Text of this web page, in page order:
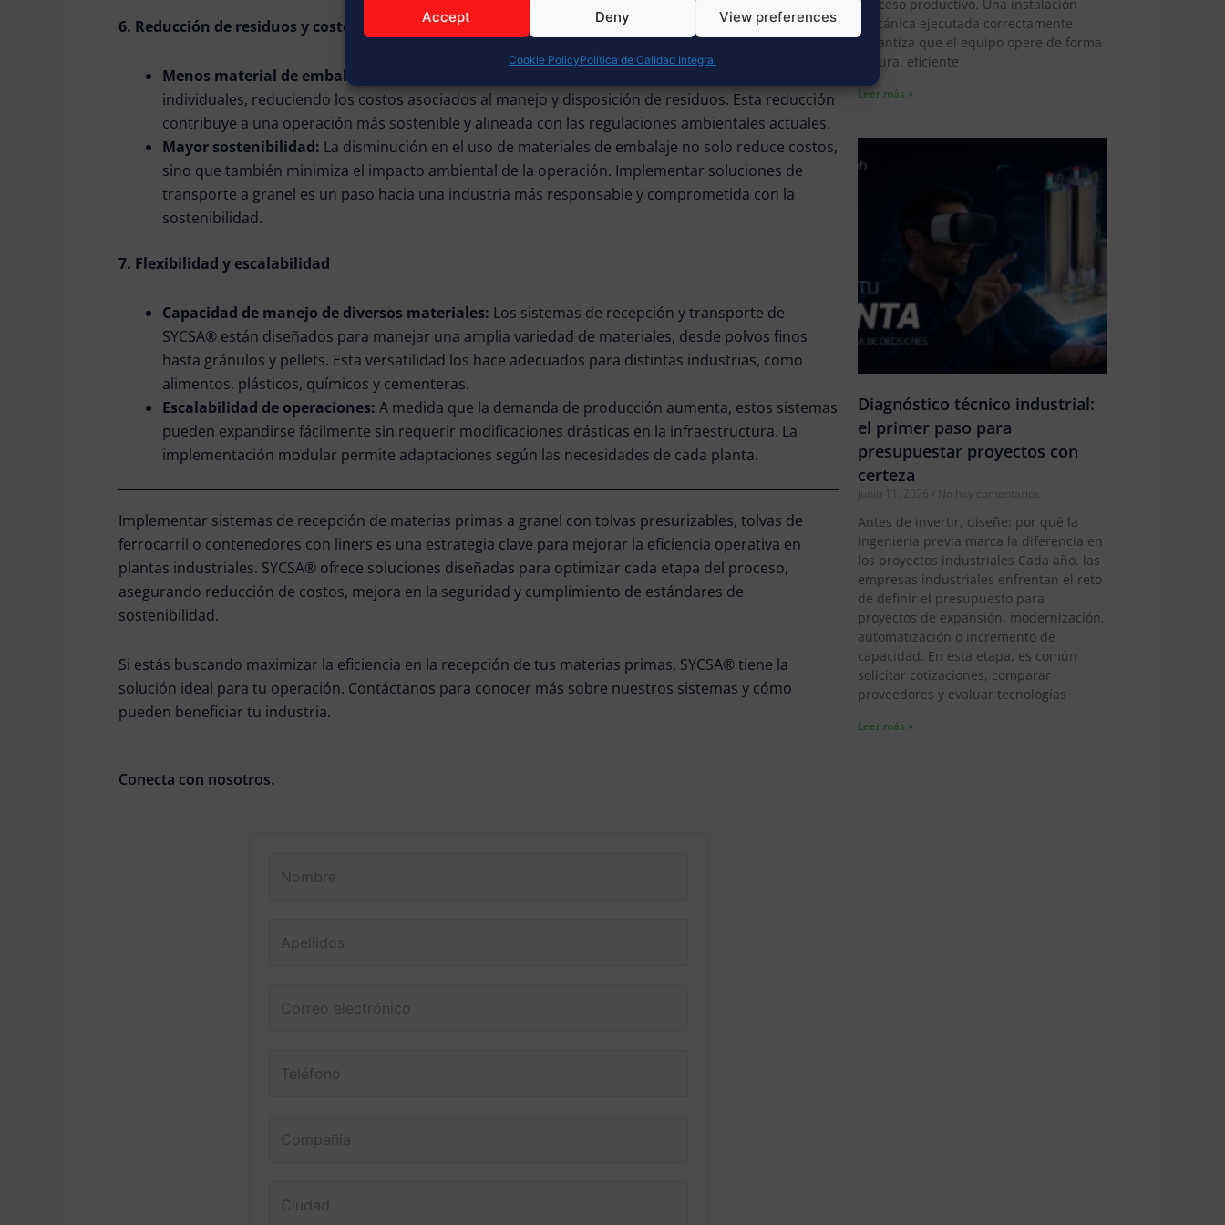
Accept Deny View preferences
Cookie PolicyPolítica de Calidad Integral
6. Reducción de residuos y costos ambientales
Menos material de embalaje:
individuales, reduciendo los costos asociados al manejo y disposición de residuos. Esta reducción
contribuye a una operación más sostenible y alineada con las regulaciones ambientales actuales.
Mayor sostenibilidad: La disminución en el uso de materiales de embalaje no solo reduce costos,
sino que también minimiza el impacto ambiental de la operación. Implementar soluciones de
transporte a granel es un paso hacia una industria más responsable y comprometida con la
sostenibilidad.
7. Flexibilidad y escalabilidad
Capacidad de manejo de diversos materiales: Los sistemas de recepción y transporte de
SYCSA® están diseñados para manejar una amplia variedad de materiales, desde polvos finos
hasta gránulos y pellets. Esta versatilidad los hace adecuados para distintas industrias, como
alimentos, plásticos, químicos y cementeras.
Escalabilidad de operaciones: A medida que la demanda de producción aumenta, estos sistemas
pueden expandirse fácilmente sin requerir modificaciones drásticas en la infraestructura. La
implementación modular permite adaptaciones según las necesidades de cada planta.
Implementar sistemas de recepción de materias primas a granel con tolvas presurizables, tolvas de
ferrocarril o contenedores con liners es una estrategia clave para mejorar la eficiencia operativa en
plantas industriales. SYCSA® ofrece soluciones diseñadas para optimizar cada etapa del proceso,
asegurando reducción de costos, mejora en la seguridad y cumplimiento de estándares de
sostenibilidad.
Si estás buscando maximizar la eficiencia en la recepción de tus materias primas, SYCSA® tiene la
solución ideal para tu operación. Contáctanos para conocer más sobre nuestros sistemas y cómo
pueden beneficiar tu industria.
Conecta con nosotros.
proceso productivo. Una instalación
mecánica ejecutada correctamente
garantiza que el equipo opere de forma
segura, eficiente
Leer más »
Diagnóstico técnico industrial:
el primer paso para
presupuestar proyectos con
certeza
junio 11, 2026 No hay comentarios
Antes de invertir, diseñe: por qué la
ingeniería previa marca la diferencia en
los proyectos industriales Cada año, las
empresas industriales enfrentan el reto
de definir el presupuesto para
proyectos de expansión, modernización,
automatización o incremento de
capacidad. En esta etapa, es común
solicitar cotizaciones, comparar
proveedores y evaluar tecnologías
Leer más »